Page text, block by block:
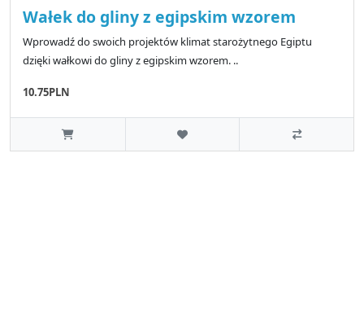
Wałek do gliny z egipskim wzorem
Wprowadź do swoich projektów klimat starożytnego Egiptu
dzięki wałkowi do gliny z egipskim wzorem. ..
10.75PLN